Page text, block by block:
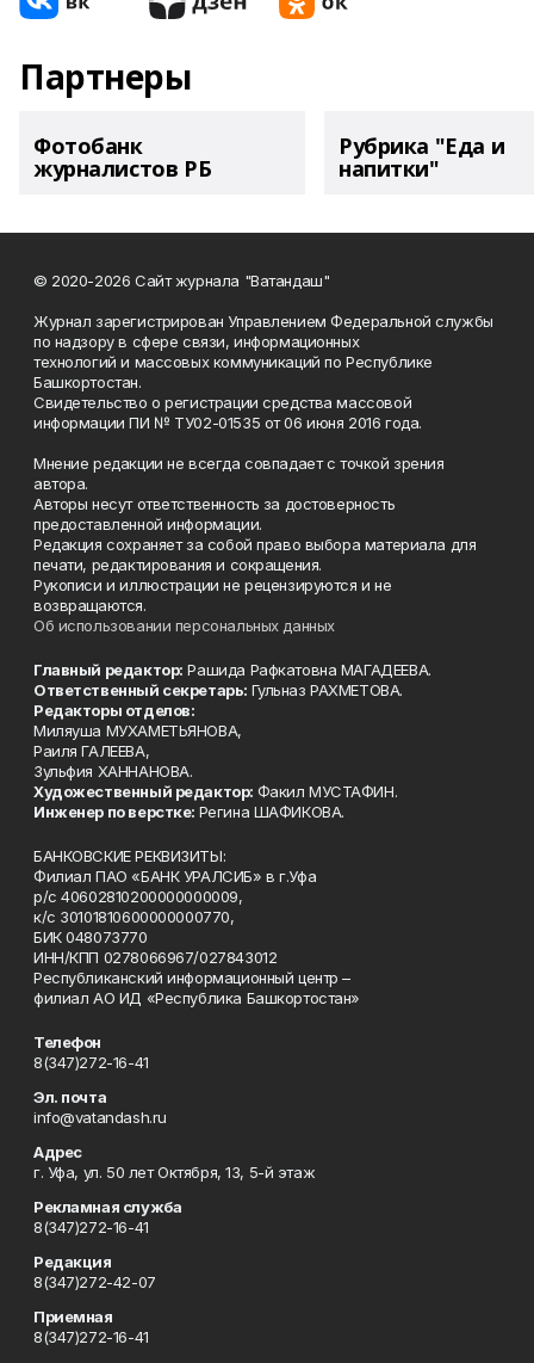
Партнеры
Фотобанк
журналистов РБ
Рубрика "Еда и
напитки"
© 2020-2026 Сайт журнала "Ватандаш"
Журнал зарегистрирован Управлением Федеральной службы
по надзору в сфере связи, информационных
технологий и массовых коммуникаций по Республике
Башкортостан.
Свидетельство о регистрации средства массовой
информации ПИ № ТУ02-01535 от 06 июня 2016 года.
Мнение редакции не всегда совпадает с точкой зрения
автора.
Авторы несут ответственность за достоверность
предоставленной информации.
Редакция сохраняет за собой право выбора материала для
печати, редактирования и сокращения.
Рукописи и иллюстрации не рецензируются и не
возвращаются.
Об использовании персональных данных
Главный редактор: Рашида Рафкатовна МАГАДЕЕВА.
Ответственный секретарь: Гульназ РАХМЕТОВА.
Редакторы отделов:
Миляуша МУХАМЕТЬЯНОВА,
Раиля ГАЛЕЕВА,
Зульфия ХАННАНОВА.
Художественный редактор: Факил МУСТАФИН.
Инженер по верстке: Регина ШАФИКОВА.
БАНКОВСКИЕ РЕКВИЗИТЫ:
Филиал ПАО «БАНК УРАЛСИБ» в г.Уфа
р/с 40602810200000000009,
к/с 30101810600000000770,
БИК 048073770
ИНН/КПП 0278066967/027843012
Республиканский информационный центр –
филиал АО ИД «Республика Башкортостан»
Телефон
8(347)272-16-41
Эл. почта
info@vatandash.ru
Адрес
г. Уфа, ул. 50 лет Октября, 13, 5-й этаж
Рекламная служба
8(347)272-16-41
Редакция
8(347)272-42-07
Приемная
8(347)272-16-41